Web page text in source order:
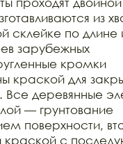
из
склейке по длине
зарубежных
кромки
для
Все деревянные
— грунтование
поверхности,
краской с